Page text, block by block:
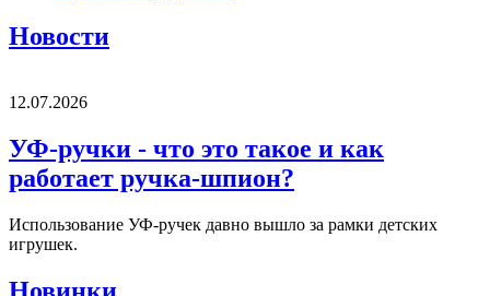
Новости
12.07.2026
УФ-ручки - что это такое и как
работает ручка-шпион?
Использование УФ-ручек давно вышло за рамки детских
игрушек.
Новинки